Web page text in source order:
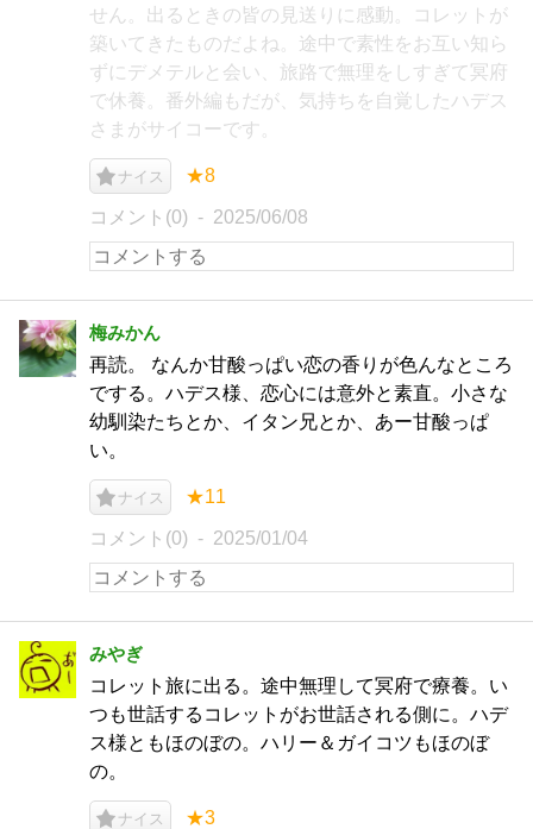
せん。出るときの皆の見送りに感動。コレットが
築いてきたものだよね。途中で素性をお互い知ら
ずにデメテルと会い、旅路で無理をしすぎて冥府
で休養。番外編もだが、気持ちを自覚したハデス
さまがサイコーです。
ナイス ★8
コメント(0) 2025/06/08
梅みかん
再読。 なんか甘酸っぱい恋の香りが色んなところ
でする。ハデス様、恋心には意外と素直。小さな
幼馴染たちとか、イタン兄とか、あー甘酸っぱ
い。
ナイス ★11
コメント(0) 2025/01/04
みやぎ
コレット旅に出る。途中無理して冥府で療養。い
つも世話するコレットがお世話される側に。ハデ
ス様ともほのぼの。ハリー＆ガイコツもほのぼ
の。
ナイス ★3